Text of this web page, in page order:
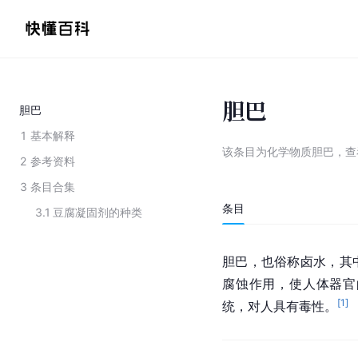
胆巴
1 基本解释
2 参考资料
3 条目合集
3.1 豆腐凝固剂的种类
胆巴
该条目为化学物质胆巴 ，
条目
胆巴，也俗称卤水 ，
腐蚀作用，使 人体器官
统 ，对人具有毒性。 [1]